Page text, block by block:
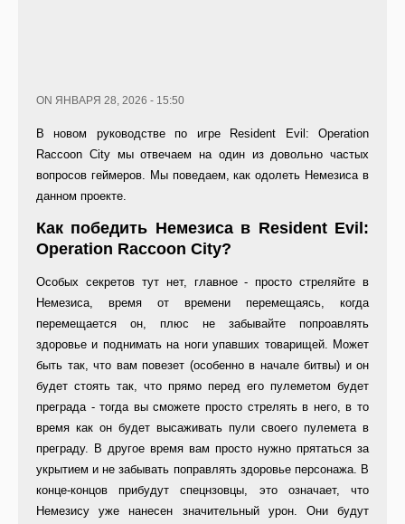
ON ЯНВАРЯ 28, 2026 - 15:50
В новом руководстве по игре Resident Evil: Operation
Raccoon City мы отвечаем на один из довольно частых
вопросов геймеров. Мы поведаем, как одолеть Немезиса в
данном проекте.
Как победить Немезиса в Resident Evil:
Operation Raccoon City?
Особых секретов тут нет, главное - просто стреляйте в
Немезиса, время от времени перемещаясь, когда
перемещается он, плюс не забывайте попроавлять
здоровье и поднимать на ноги упавших товарищей. Может
быть так, что вам повезет (особенно в начале битвы) и он
будет стоять так, что прямо перед его пулеметом будет
преграда - тогда вы сможете просто стрелять в него, в то
время как он будет высаживать пули своего пулемета в
преграду. В другое время вам просто нужно прятаться за
укрытием и не забывать поправлять здоровье персонажа. В
конце-концов прибудут спецнзовцы, это означает, что
Немезису уже нанесен значительный урон. Они будут